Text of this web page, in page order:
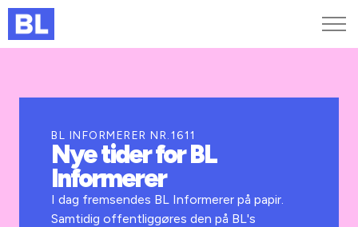
Kurser og arrangementer
Jobportalen
BL INFORMERER NR.1611
Nye tider for BL
Informerer
I dag fremsendes BL Informerer på papir.
Samtidig offentliggøres den på BL's